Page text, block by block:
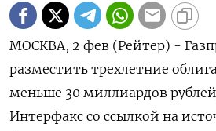
МОСКВА, 2 фев (Рейтер) -
разместить трехлетние
меньше 30 миллиардов
Интерфакс со ссылкой на